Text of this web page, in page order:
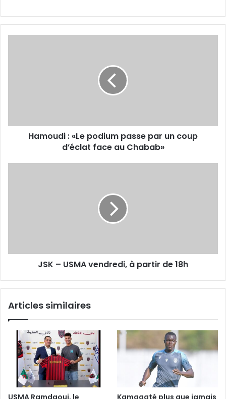
d’éclat
Hamoudi : «Le podium passe par un coup
d’éclat face au Chabab»
JSK – USMA vendredi, à partir de 18h
Articles similaires
USMA Ramdaoui, le Kamagaté plus que jamais